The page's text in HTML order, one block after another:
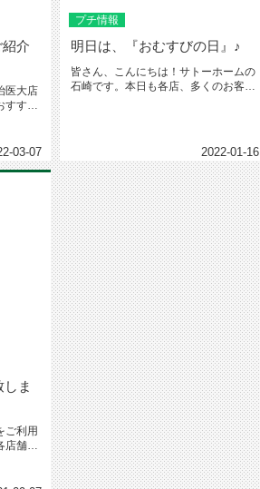
介
医大店
すすめ
03-07
プチ情報
明日は、『おむすびの日』♪
皆さん、こんにちは！サトーホームの
石崎です。本日も各店、多くのお客様
2022-01-16
ま
ご利用
店舗の